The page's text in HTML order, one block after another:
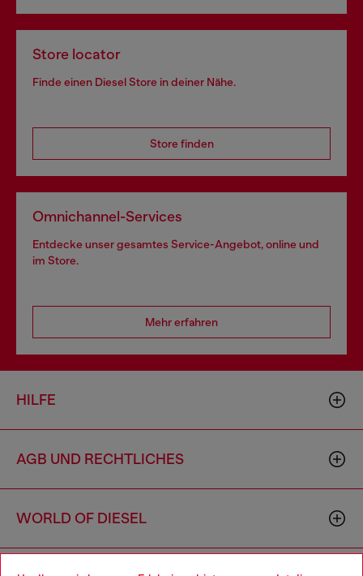
Store locator
Finde einen Diesel Store in deiner Nähe.
Store finden
Omnichannel-Services
Entdecke unser gesamtes Service-Angebot, online und
im Store.
Mehr erfahren
HILFE
AGB UND RECHTLICHES
WORLD OF DIESEL